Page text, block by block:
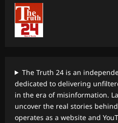
The Truth 24 is an
dedicated to delivering
in the era of misinformation.
uncover the real stories
operates as a website and